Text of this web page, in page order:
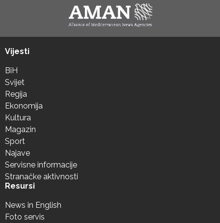
Vijesti
BiH
Svijet
Regija
Ekonomija
Kultura
Magazin
Sport
Najave
Servisne informacije
Stranačke aktivnosti
Resursi
News in English
Foto servis